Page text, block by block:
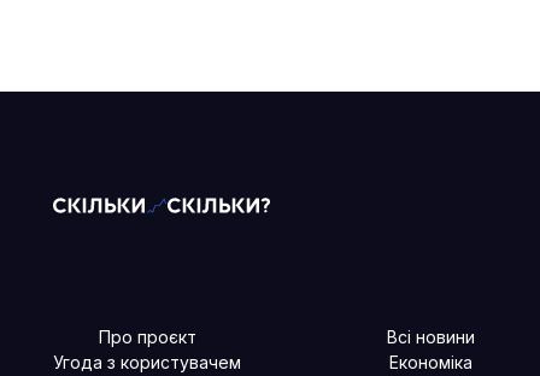
Про проєкт
Угода з користувачем
Всі новини
Економіка